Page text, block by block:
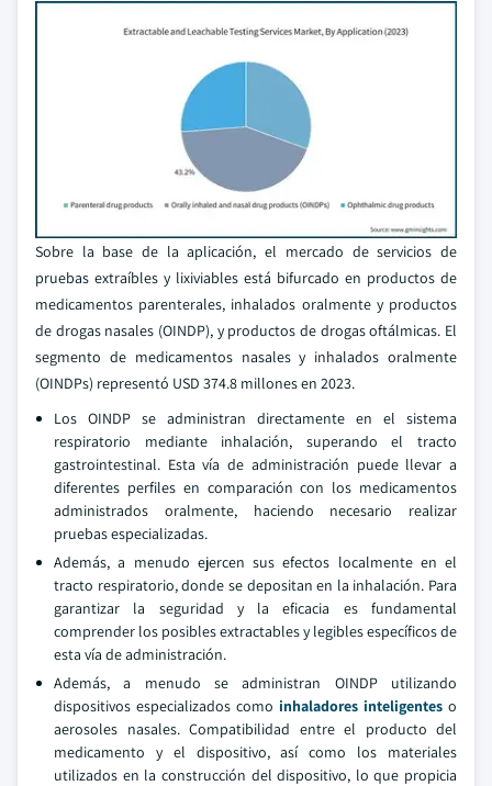
Sobre la base de la aplicación, el mercado de servicios de
pruebas extraíbles y lixiviables está bifurcado en productos de
medicamentos parenterales, inhalados oralmente y productos
de drogas nasales (OINDP), y productos de drogas oftálmicas. El
segmento de medicamentos nasales y inhalados oralmente
(OINDPs) representó USD 374.8 millones en 2023.
Los OINDP se administran directamente en el sistema
respiratorio mediante inhalación, superando el tracto
gastrointestinal. Esta vía de administración puede llevar a
diferentes perfiles en comparación con los medicamentos
administrados oralmente, haciendo necesario realizar
pruebas especializadas.
Además, a menudo ejercen sus efectos localmente en el
tracto respiratorio, donde se depositan en la inhalación. Para
garantizar la seguridad y la eficacia es fundamental
comprender los posibles extractables y legibles específicos de
esta vía de administración.
Además, a menudo se administran OINDP utilizando
dispositivos especializados como inhaladores inteligentes o
aerosoles nasales. Compatibilidad entre el producto del
medicamento y el dispositivo, así como los materiales
utilizados en la construcción del dispositivo, lo que propicia